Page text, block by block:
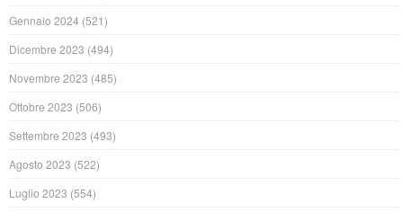
Gennaio 2024 (521)
Dicembre 2023 (494)
Novembre 2023 (485)
Ottobre 2023 (506)
Settembre 2023 (493)
Agosto 2023 (522)
Luglio 2023 (554)